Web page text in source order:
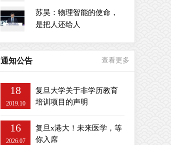
苏昊：物理智能的使命，
是把人还给人
通知公告 查看更多
18
2019.10
复旦大学关于非学历教育
培训项目的声明
16
2026.07
复旦x港大！未来医学，等
你入席